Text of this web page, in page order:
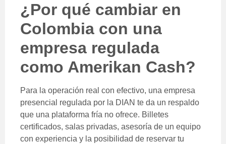
¿Por qué cambiar en
Colombia con una
empresa regulada
como Amerikan Cash?
Para la operación real con efectivo, una empresa
presencial regulada por la DIAN te da un respaldo
que una plataforma fría no ofrece. Billetes
certificados, salas privadas, asesoría de un equipo
con experiencia y la posibilidad de reservar tu